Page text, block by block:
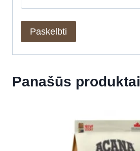
Panašūs produktai